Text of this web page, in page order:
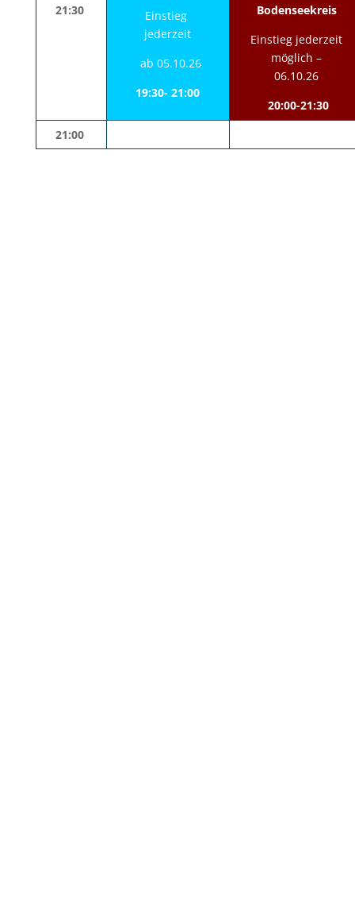
21:30
Einstieg
jederzeit
ab 05.10.26
19:30- 21:00
Bodenseekreis
Einstieg jederzeit
möglich –
06.10.26
20:00-21:30
21:00